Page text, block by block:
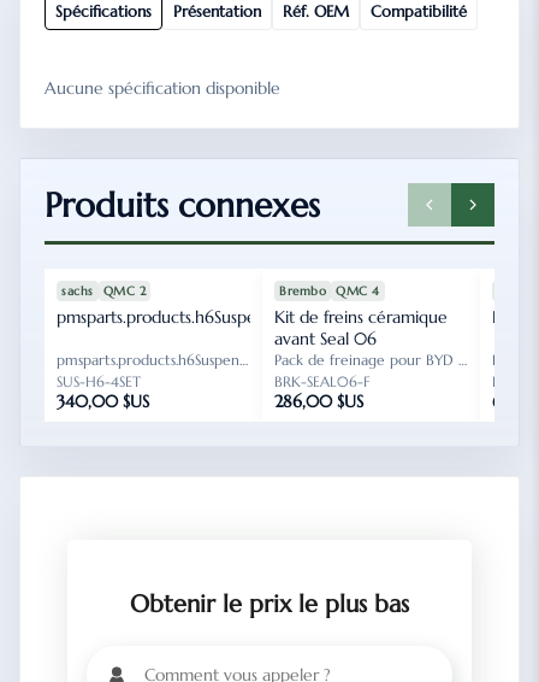
Spécifications Présentation Réf. OEM Compatibilité
Aucune spécification disponible
Produits connexes
SUS-H6-4SET
SPU-
CHS-
H6SUSP
sachs QMC 2
pmsparts.products.h6Suspension.name
pmsparts.products.h6Suspension.subtitle
SUS-H6-4SET
340,00 $US
BRK-SEAL06-F
SPU-
BRK-
Brembo QMC 4
Kit de freins céramique
avant Seal 06
Pack de freinage pour BYD Seal 06 et Qin L DM-i.
BRK-SEAL06-F
286,00 $US
Pack
FLT-
64,00
Obtenir le prix le plus bas